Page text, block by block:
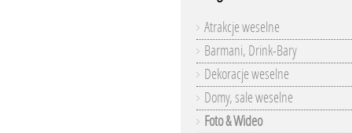
Atrakcje weselne
Barmani, Drink-Bary
Dekoracje weselne
Domy, sale weselne
Foto & Wideo